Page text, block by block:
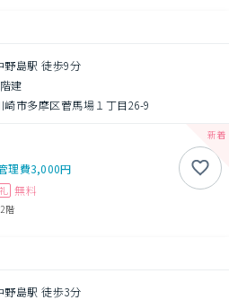
島駅 徒歩9分
建
崎市多摩区菅馬場１丁目26-9
理費3,000円
礼 無料
2階
島駅 徒歩3分